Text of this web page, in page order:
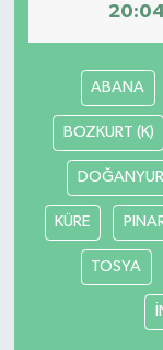
ABANA
BOZKURT (K)
KÜRE
TOSYA
Sağlık
Siyaset
Spor
Tarım ve
Teknoloji
Ulusal